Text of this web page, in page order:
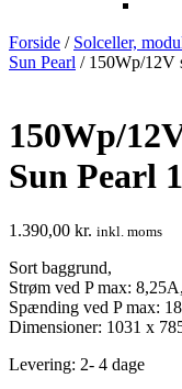
Forside / Solceller,
Sun Pearl / 150Wp/12V
150Wp/
Sun Pearl
1.390,00 kr. inkl. moms
Sort baggrund,
Strøm ved P max: 8,25A,
Spænding ved P max:
Dimensioner: 1031 x
Levering: 2- 4 dage